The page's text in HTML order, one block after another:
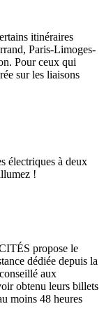
itinéraires
Paris-Limoges-
Pour ceux qui
sur les liaisons
électriques à deux
!
propose le
dédiée depuis la
aux
obtenu leurs billets
moins 48 heures